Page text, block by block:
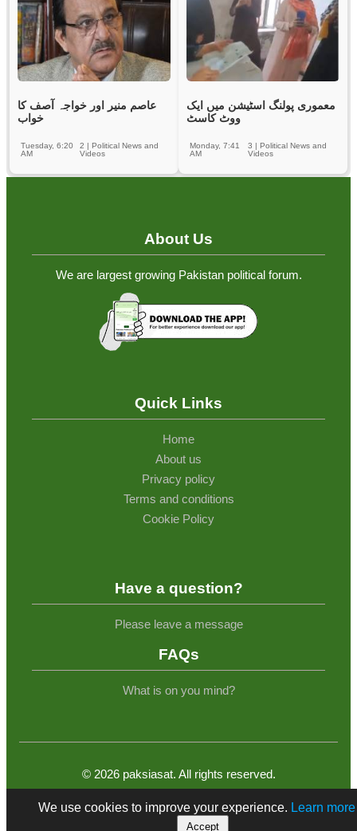
عاصم منیر اور خواجہ آصف کا
خواب
2 |Political News and
Videos
Tuesday, 6:20
AM
معموری پولنگ اسٹیشن میں ایک
ووٹ کاسٹ
3 | Political News and
Videos
Monday, 7:41
AM
We use cookies to improve your experience. Learn more
Accept
About Us
We are largest growing Pakistan political forum.
Quick Links
Home
About us
Privacy policy
Terms and conditions
Cookie Policy
Have a question?
Please leave a message
FAQs
What is on you mind?
© 2026paksiasat. All rights reserved.